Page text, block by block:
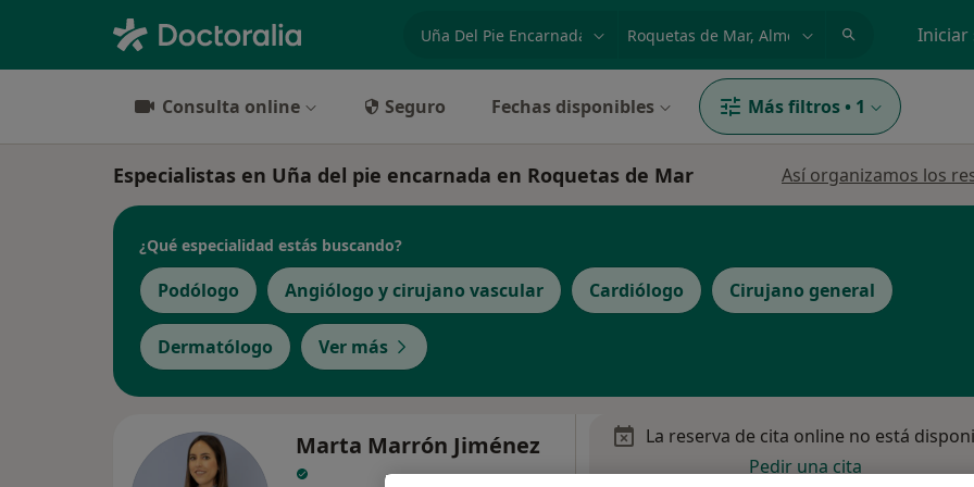
Iniciar
Consulta online Seguro Fechas disponibles Más filtros • 1
Especialistas en Uña del pie encarnada en Roquetas de Mar Así organizamos los
¿Qué especialidad estás buscando?
Podólogo Angiólogo y cirujano vascular Cardiólogo Cirujano general
Dermatólogo Ver más
Marta Marrón Jiménez
La reserva de cita online no está
Pedir una cita